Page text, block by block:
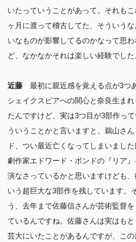
いたっていうことがあって。それも
ヶ月に渡って稽古してた、そういう
いなものが影響してるのかなって思
ど、なかなかそれは楽しい経験でした
近藤 最初に親近感を覚える点が3つ
シェイクスピアへの関心と奈良生ま
たんですけど、実は3つ目が3部作っ
ういうことかと言いますと、鵜山さ
ド、つい最近亡くなってしまいまし
劇作家エドワード・ボンドの『リア
演なさっているかと思いますけども
いう超巨大な3部作を残しています。
う、去年まで佐藤信さんが芸術監督
ているんですね。佐藤さんは実はも
芸大にいたことがあるんですが、こ